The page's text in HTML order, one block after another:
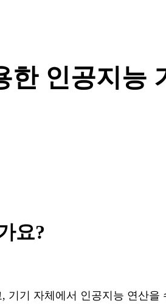
한 인공지능
요?
기 자체에서 인공지능 연산